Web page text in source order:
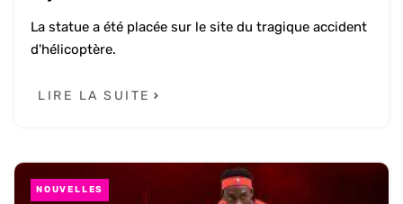
La statue a été placée sur le site du tragique accident
d'hélicoptère.
LIRE LA SUITE
NOUVELLES